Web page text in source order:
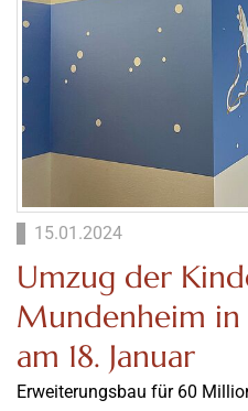
15.01.2024
Umzug der
Mundenheim
am 18. Januar
Erweiterungsbau für 60